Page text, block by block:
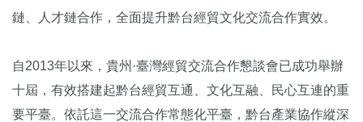
鏈、人才鏈合作，全面提升黔台經貿文化交流合作實效。
自2013年以來，貴州·臺灣經貿交流合作懇談會已成功舉辦
十屆，有效搭建起黔台經貿互通、文化互融、民心互連的重
要平臺。依託這一交流合作常態化平臺，黔台產業協作縱深